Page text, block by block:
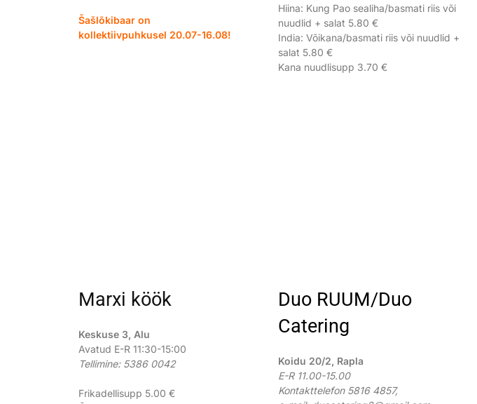
Šašlõkibaar on
kollektiivpuhkusel 20.07-16.08!
Hiina: Kung Pao sealiha/basmati riis või
nuudlid + salat 5.80 €
India: Võikana/basmati riis või nuudlid +
salat 5.80 €
Kana nuudlisupp 3.70 €
Marxi köök
Keskuse 3, Alu
Avatud E-R 11:30-15:00
Tellimine: 5386 0042
Frikadellisupp 5.00 €
Duo RUUM/Duo
Catering
Koidu 20/2, Rapla
E-R 11.00-15.00
Kontakttelefon 5816 4857,